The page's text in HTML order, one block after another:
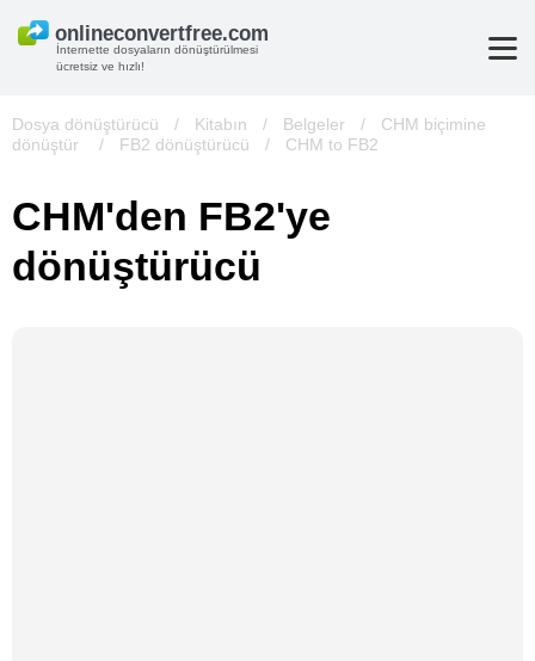
İnternette dosyaların dönüştürülmesi
ücretsiz ve hızlı!
Dosya dönüştürücü / Kitabın / Belgeler /
CHM biçimine
dönüştür
/ FB2 dönüştürücü / CHM to FB2
CHM'den FB2'ye
dönüştürücü